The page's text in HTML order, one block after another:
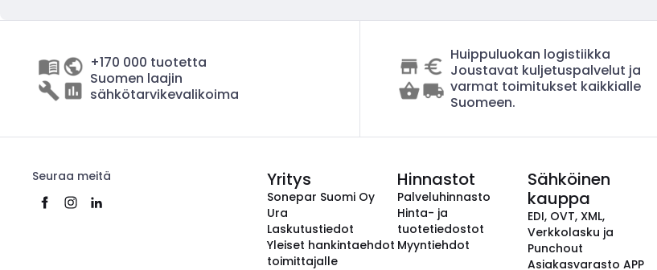
+170 000 tuotetta
Suomen laajin
sähkötarvikevalikoima
Huippuluokan logistiikka
Joustavat kuljetuspalvelut ja
varmat toimitukset kaikkialle
Suomeen.
Seuraa meitä Yritys
Sonepar Suomi Oy
Ura
Laskutustiedot
Yleiset hankintaehdot
toimittajalle
Hinnastot
Palveluhinnasto
Hinta- ja
tuotetiedostot
Myyntiehdot
Sähköinen
kauppa
EDI, OVT, XML,
Verkkolasku ja
Punchout
Asiakasvarasto APP